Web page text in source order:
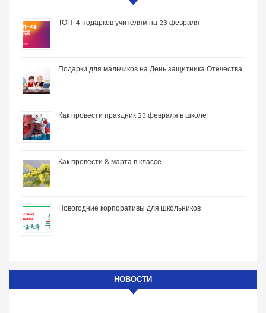
ТОП-4 подарков учителям на 23 февраля
Подарки для мальчиков на День защитника Отечества
Как провести праздник 23 февраля в школе
Как провести 8 марта в классе
Новогодние корпоративы для школьников
НОВОСТИ